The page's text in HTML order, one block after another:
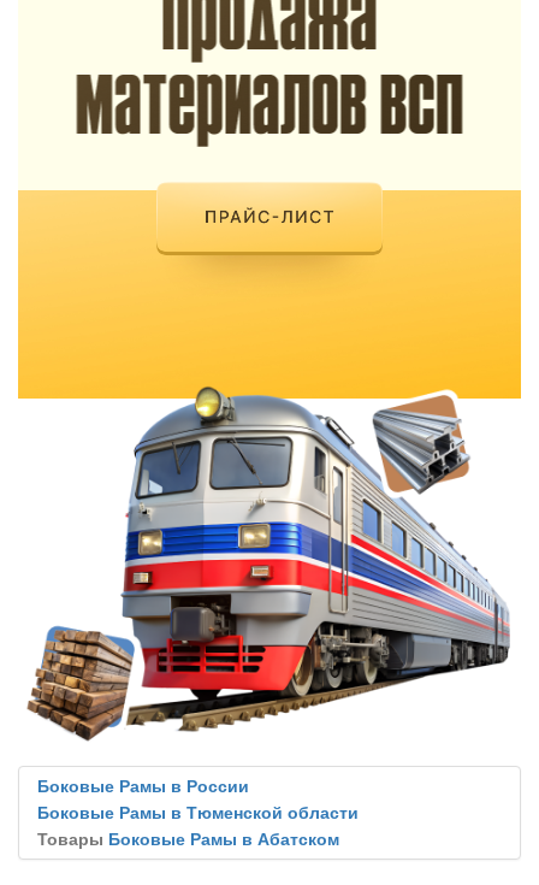
Боковые Рамы в России
Боковые Рамы в Тюменской области
Товары Боковые Рамы в Абатском